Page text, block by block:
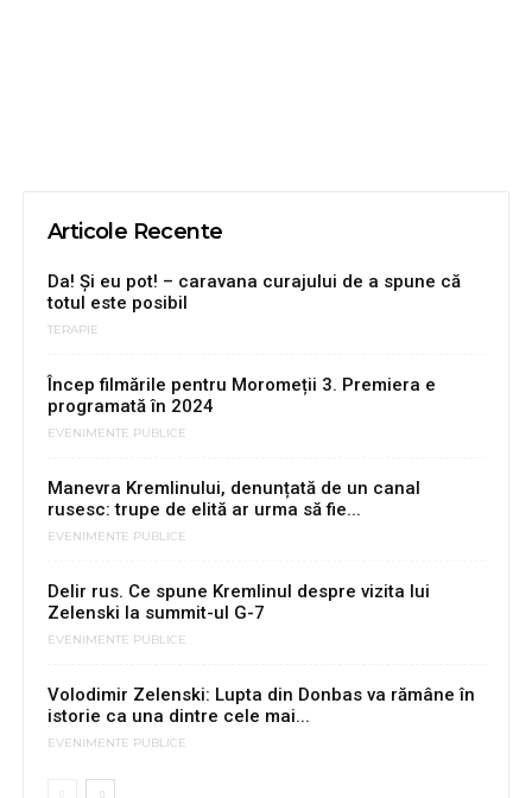
Articole Recente
Da! Şi eu pot! – caravana curajului de a spune că
totul este posibil
TERAPIE
Încep filmările pentru Moromeții 3. Premiera e
programată în 2024
EVENIMENTE PUBLICE
Manevra Kremlinului, denunțată de un canal
rusesc: trupe de elită ar urma să fie...
EVENIMENTE PUBLICE
Delir rus. Ce spune Kremlinul despre vizita lui
Zelenski la summit-ul G-7
EVENIMENTE PUBLICE
Volodimir Zelenski: Lupta din Donbas va rămâne în
istorie ca una dintre cele mai...
EVENIMENTE PUBLICE